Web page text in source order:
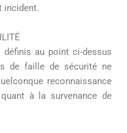
incident.
définis au point ci-dessus
de faille de sécurité ne
reconnaissance
à la survenance de